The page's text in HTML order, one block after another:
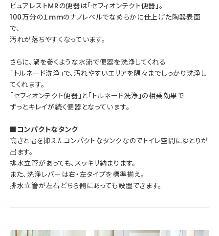
ピュアレストMRの便器は「セフィオンテクト便器」。
100万分の１mmのナノレベルでなめらかに仕上げた陶器表面
で、
汚れが落ちやすくなっています。
さらに、渦を巻くような水流で便器を洗浄してくれる
「トルネード洗浄」で、汚れやすいエリアを隅々までしっかり洗浄し
てくれます。
「セフィオンテクト便器」と「トルネード洗浄」の相乗効果で
ずっとキレイが続く便器となっています。
■コンパクトなタンク
高さと幅を抑えたコンパクトなタンクなのでトイレ空間にゆとりが
出ます。
排水立管があっても、スッキリ納まります。
また、洗浄レバーは右・左タイプを標準揃え。
排水立管が左右どちら側にあっても設置できます。